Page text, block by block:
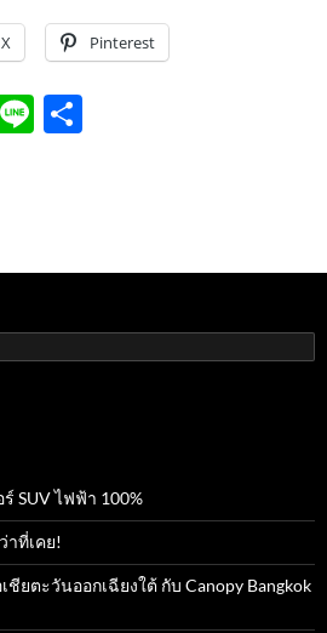
X Pinterest
Li
SUV ไฟฟ้า 100%
าที่เคย!
ชียตะวันออกเฉียงใต้ กับ Canopy Bangkok